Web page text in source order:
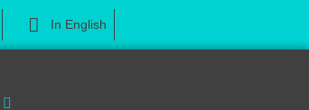
In English